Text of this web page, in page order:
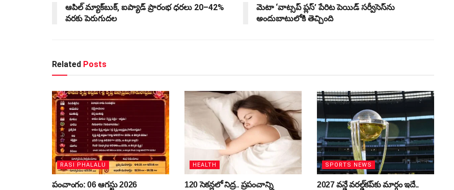
ఆపిల్ మ్యాక్‌బుక్, ఐప్యాడ్ ప్రారంభ ధరలు 20–42%
వరకు పెరుగుదల
మెటా ‘వాట్సప్ ప్లస్’ పేరిట పెయిడ్ సర్వీసెస్‌ను
అందుబాటులోకి తెచ్చింది
Related Posts
RASI PHALALU
పంచాంగం: 06 ఆగస్టు 2026
HEALTH
120 సెకన్లలో నిద్ర.. ప్రపంచాన్ని
SPORTS NEWS
2027 వన్డే వరల్డ్‌కప్‌కు మార్గం ఇదే..